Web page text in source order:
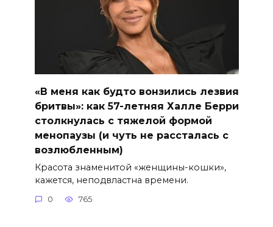
«В меня как будто вонзились лезвия
бритвы»: как 57-летняя Халле Берри
столкнулась с тяжелой формой
менопаузы (и чуть не рассталась с
возлюбленным)
Красота знаменитой «женщины-кошки»,
кажется, неподвластна времени.
0 765